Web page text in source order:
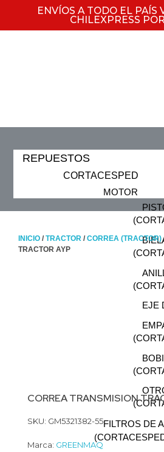
ENVÍOS A TODO EL PAÍS
CHILEXPRESS
REPUESTOS
CORTACESPED
MOTOR
EJE
FILTROS DE
INICIO / TRACTOR / CORREA (TRACTOR)
TRACTOR AYP
CORREA TRANSMISION
SKU: GM5321382-55
Marca: GREENMAQ